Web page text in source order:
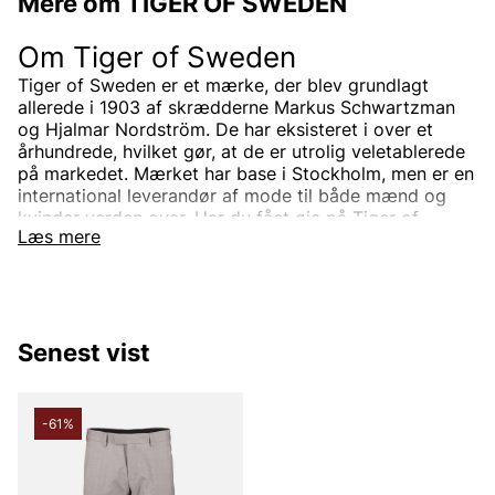
Læs mere
Om Tiger of Sweden
Tiger of Sweden er et mærke, der blev grundlagt
allerede i 1903 af skrædderne Markus Schwartzman
og Hjalmar Nordström. De har eksisteret i over et
århundrede, hvilket gør, at de er utrolig veletablerede
på markedet. Mærket har base i Stockholm, men er en
international leverandør af mode til både mænd og
kvinder verden over. Har du fået øje på Tiger of
Swedens sortiment endnu? Vi tilbyder Tiger of
tidløs og moderne. Produkterne er som regel
men de samarbejder også med branchens bedste
leverandører, som de udvikler unikke modekollektioner
sammen med. Velklædt mode er helt enkelt Tiger of
Swedens signatur.
Senest vist
-61%